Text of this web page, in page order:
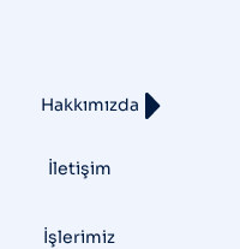
Hakkımızda
İletişim
İşlerimiz